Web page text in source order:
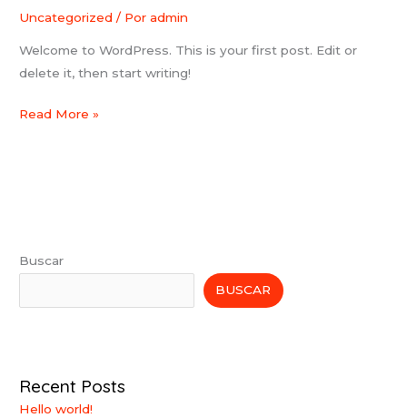
Uncategorized / Poradmin
Welcome to WordPress. This is your first post. Edit or
delete it, then start writing!
Read More »
Buscar
BUSCAR
Recent Posts
Hello world!